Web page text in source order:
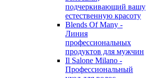
подчеркивающий вашу
естественную красоту
Blends Of Many -
Линия
профессиональных
продуктов для мужчин
Il Salone Milano -
Профессиональный